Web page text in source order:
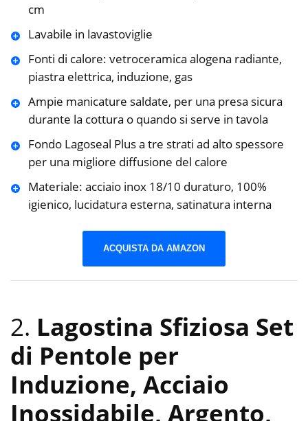
cm
Lavabile in lavastoviglie
Fonti di calore: vetroceramica alogena radiante,
piastra elettrica, induzione, gas
Ampie manicature saldate, per una presa sicura
durante la cottura o quando si serve in tavola
Fondo Lagoseal Plus a tre strati ad alto spessore
per una migliore diffusione del calore
Materiale: acciaio inox 18/10 duraturo, 100%
igienico, lucidatura esterna, satinatura interna
ACQUISTA DA AMAZON
2. Lagostina Sfiziosa Set
di Pentole per
Induzione, Acciaio
Inossidabile, Argento,